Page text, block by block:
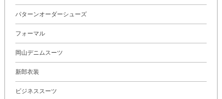
パターンオーダーシューズ
フォーマル
岡山デニムスーツ
新郎衣装
ビジネススーツ